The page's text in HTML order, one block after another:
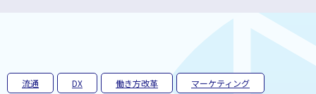
流通 DX 働き方改革 マーケティング